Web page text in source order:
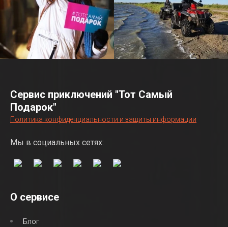
Сервис приключений "Тот Самый
Подарок"
Политика конфиденциальности и защиты информации
Мы в социальных сетях:
О сервисе
Блог